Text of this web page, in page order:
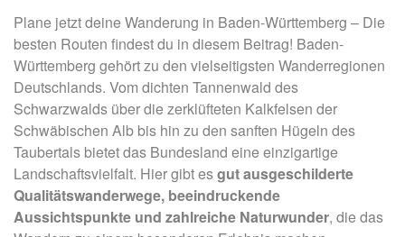
Plane jetzt deine Wanderung in Baden-Württemberg – Die
besten Routen findest du in diesem Beitrag! Baden-
Württemberg gehört zu den vielseitigsten Wanderregionen
Deutschlands. Vom dichten Tannenwald des
Schwarzwalds über die zerklüfteten Kalkfelsen der
Schwäbischen Alb bis hin zu den sanften Hügeln des
Taubertals bietet das Bundesland eine einzigartige
Landschaftsvielfalt. Hier gibt esgut ausgeschilderte
Qualitätswanderwege, beeindruckende
Aussichtspunkte und zahlreiche Naturwunder, die das